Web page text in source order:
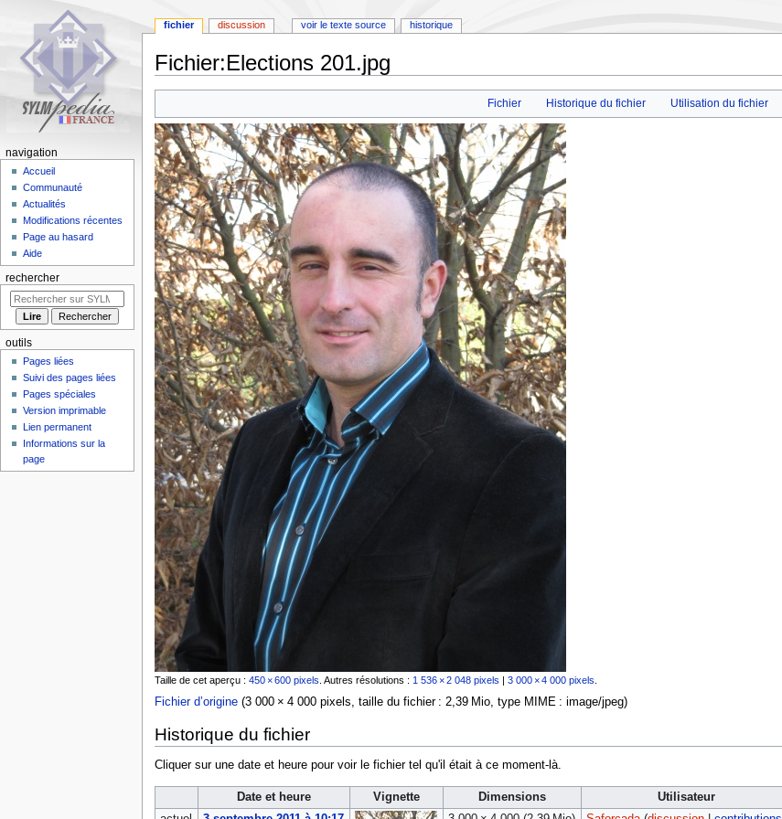
Fichier:Elections 201.jpg
la
navigation
la
recherche
Fichier Historique du fichier Utilisation du fichier
Taille de cet aperçu : 450 × 600 pixels Autres résolutions : 1 536 × 2 048 pixels | 3 000 × 4 000 pixels
Fichier d’origine‎ (3 000 × 4 000 pixels, taille du fichier : 2,39 Mio, type MIME : image/jpeg)
Historique du fichier
Cliquer sur une date et heure pour voir le fichier tel qu'il était à ce moment-là.
Date et heure Vignette Dimensions Utilisateur
fichier discussion voir le texte source historique
navigation
Accueil
Communauté
Actualités
Modifications récentes
Page au hasard
Aide
rechercher
outils
Pages liées
Suivi des pages liées
Pages spéciales
Version imprimable
Lien permanent
Informations sur la
page